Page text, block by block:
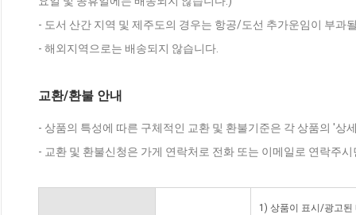
- 도서 산간 지역 및 제주도의 경우는 항공/도선 추가운임이 부과
- 해외지역으로는 배송되지 않습니다.
교환/환불 안내
- 상품의 특성에 따른 구체적인 교환 및 환불기준은 각 상품의 '상
- 교환 및 환불신청은 가게 연락처로 전화 또는 이메일로 연락주
1) 상품이 표시/광고된